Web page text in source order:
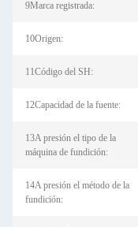
9Marca registrada:
10Origen:
11Código del SH:
12Capacidad de la fuente:
13A presión el tipo de la
máquina de fundición:
14A presión el método de la
fundición: